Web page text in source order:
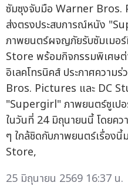
ซัมซุงจับมือ Warner Bros.
ส่งตรงประสบการณ์หนัง
ภาพยนตร์ผจญภัยรับซัมเมอ
Store พร้อมกิจกรรมพิเศษต่
อิเลคโทรนิคส์ ประกาศความ
Bros. Pictures และ DC
"Supergirl" ภาพยนตร์ซูเปอ
ในวันที่ 24 มิถุนายนนี้ โดยค
ๆ ใกล้ชิดกับภาพยนตร์เรื่อง
Store,
25 มิถุนายน 2569 16:37 น.